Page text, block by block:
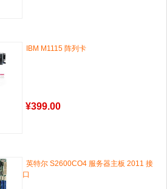
IBM M1115 阵列卡
¥399.00
英特尔 S2600CO4 服务器主板 2011 接
口